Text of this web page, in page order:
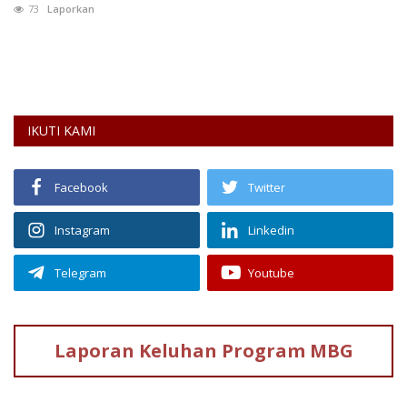
73 Laporkan
IKUTI KAMI
Facebook Twitter
Instagram Linkedin
Telegram Youtube
Laporan Keluhan Program MBG